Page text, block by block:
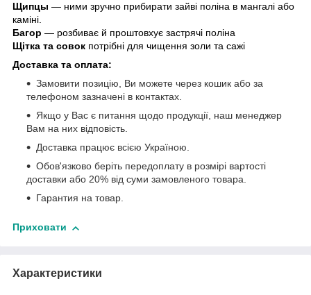
Щипцы — ними зручно прибирати зайві поліна в мангалі або
каміні.
Багор — розбиває й проштовхує застрячі поліна
Щітка та совок потрібні для чищення золи та сажі
Доставка та оплата:
Замовити позицію, Ви можете через кошик або за
телефоном зазначені в контактах.
Якщо у Вас є питання щодо продукції, наш менеджер
Вам на них відповість.
Доставка працює всією Україною.
Обов'язково беріть передоплату в розмірі вартості
доставки або 20% від суми замовленого товара.
Гарантия на товар.
Приховати
Характеристики